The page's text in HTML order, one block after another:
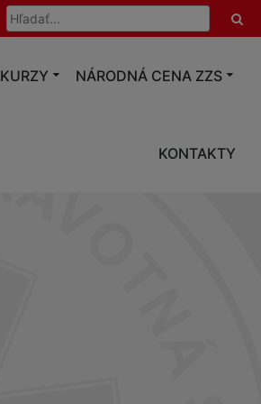
Hľadať:
KURZY NÁRODNÁ CENA ZZS
KONTAKTY